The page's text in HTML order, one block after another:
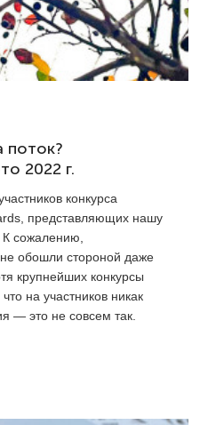
поток?
2022 г.
конкурса
представляющих нашу
К сожалению,
обошли стороной даже
крупнейших конкурсы
на участников никак
— это не совсем так.